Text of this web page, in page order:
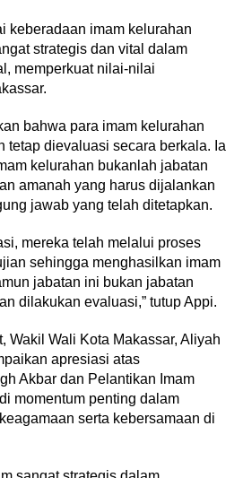
keberadaan imam kelurahan
strategis dan vital dalam
memperkuat nilai-nilai
bahwa para imam kelurahan
tetap dievaluasi secara berkala. Ia
kelurahan bukanlah jabatan
amanah yang harus dijalankan
jawab yang telah ditetapkan.
mereka telah melalui proses
sehingga menghasilkan imam
jabatan ini bukan jabatan
dilakukan evaluasi,” tutup Appi.
Wakil Wali Kota Makassar, Aliyah
apresiasi atas
Akbar dan Pelantikan Imam
momentum penting dalam
serta kebersamaan di